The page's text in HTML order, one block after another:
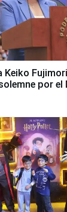
Keiko
por el